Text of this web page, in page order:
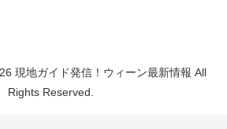
現地ガイド発信！ウィーン最新情報 All
Rights Reserved.